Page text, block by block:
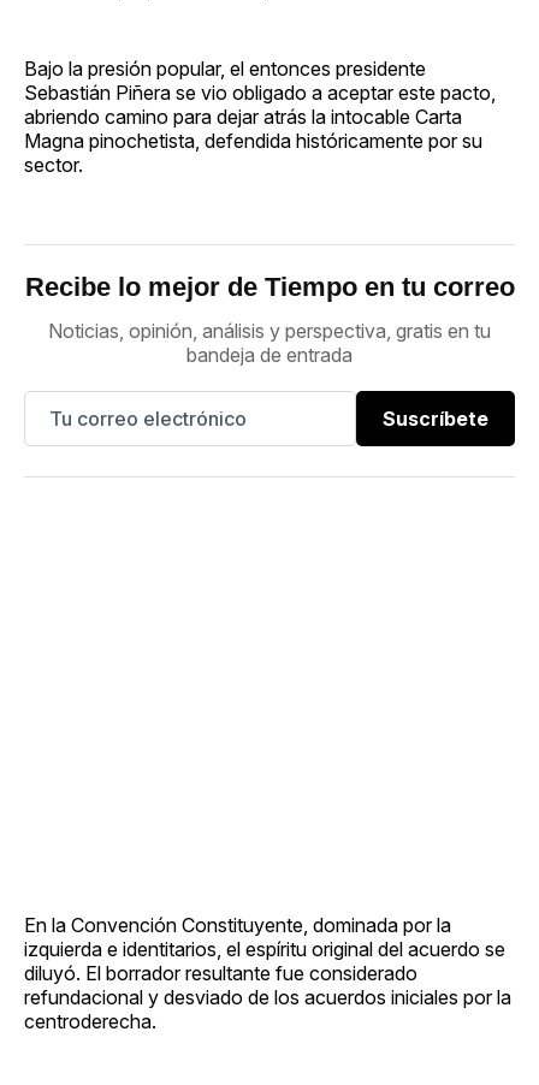
Bajo la presión popular, el entonces presidente
Sebastián Piñera se vio obligado a aceptar este pacto,
abriendo camino para dejar atrás la intocable Carta
Magna pinochetista, defendida históricamente por su
sector.
Recibe lo mejor de Tiempo en tu correo
Noticias, opinión, análisis y perspectiva, gratis en tu
bandeja de entrada
Suscríbete
En la Convención Constituyente, dominada por la
izquierda e identitarios, el espíritu original del acuerdo se
diluyó. El borrador resultante fue considerado
refundacional y desviado de los acuerdos iniciales por la
centroderecha.